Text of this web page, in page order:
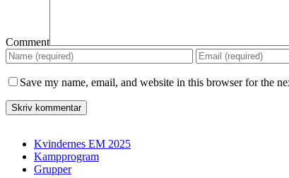
Comment
Save my name, email, and website in this browser for the
Kvindernes EM 2025
Kampprogram
Grupper